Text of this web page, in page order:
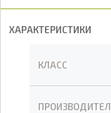
ХАРАКТЕРИСТИКИ
КЛАСС